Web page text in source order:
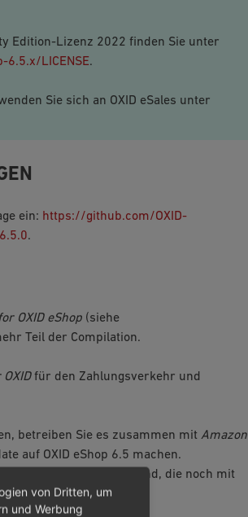
Edition-Lizenz 2022 finden Sie unter
LICENSE.
Sie sich an OXID eSales unter
ein: https://github.com/OXID-
.
OXID eShop(siehe
Teil der Compilation.
für den Zahlungsverkehr und
betreiben Sie es zusammen mit Amazon
auf OXID eShop 6.5 machen.
abgeschlossen sind, die noch mit
von Dritten, um
und Werbung